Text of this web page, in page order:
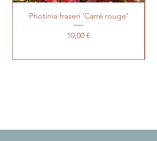
Photinia fraseri 'Carré rouge'
Prix
10,00 €